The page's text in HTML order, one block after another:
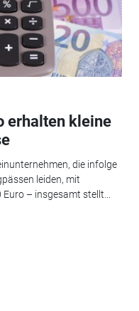
erhalten kleine
die infolge
leiden, mit
– insgesamt stellt...